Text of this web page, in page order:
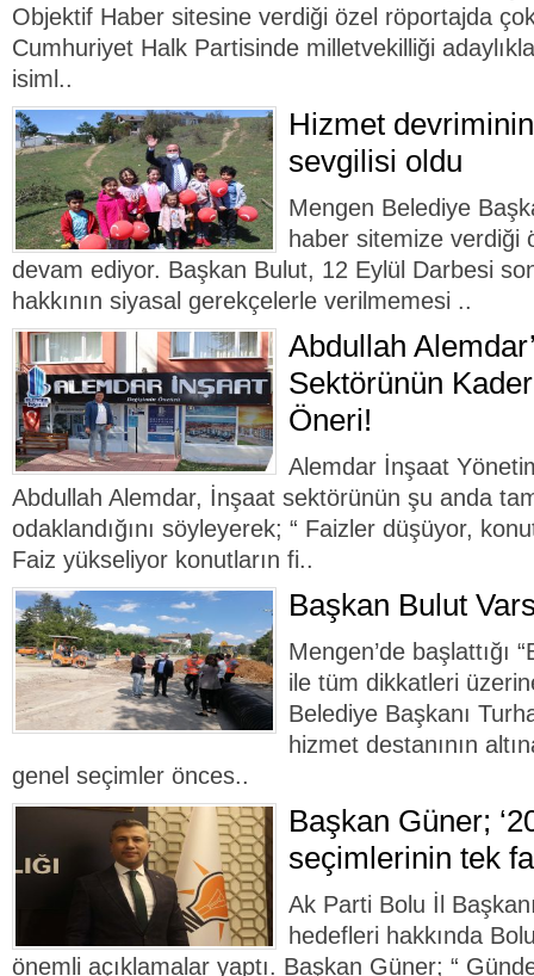
Objektif Haber sitesine verdiği özel röportajda
Cumhuriyet Halk Partisinde milletvekilliği
isiml..
Hizmet
sevgilisi oldu
Mengen Belediye
haber sitemize verdiği
devam ediyor. Başkan Bulut, 12 Eylül Darbesi
hakkının siyasal gerekçelerle verilmemesi ..
Abdullah
Sektörünün
Öneri!
Alemdar İnşaat
Abdullah Alemdar, İnşaat sektörünün şu anda
odaklandığını söyleyerek; “ Faizler düşüyor,
Faiz yükseliyor konutların fi..
Başkan Bulut
Mengen’de başlattığı
ile tüm dikkatleri
Belediye Başkanı
hizmet destanının
genel seçimler önces..
Başkan Güner;
seçimlerinin tek
Ak Parti Bolu İl
hedefleri hakkında
önemli açıklamalar yaptı. Başkan Güner; “